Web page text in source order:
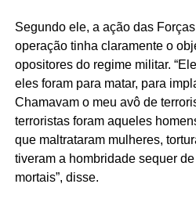
Segundo ele, a ação das
operação tinha claramente o
opositores do regime militar.
eles foram para matar, para
Chamavam o meu avô de
terroristas foram aqueles
que maltrataram mulheres,
tiveram a hombridade sequer
mortais”, disse.